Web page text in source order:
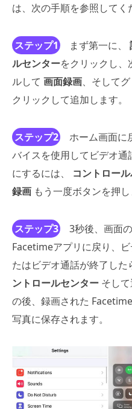
は、次の手順を参照してく
ステップ1 まず第一に、
ルセンターをクリックし
ルして 画面録画、そして
クリックして追加します。
ステップ2
ホーム画面に
バイスを使用してビデオ
にするには、 コントロー
録画 もう一度ボタンを押し
ステップ3
3秒後、画面
Facetimeアプリに戻り、
たはビデオ通話が終了した
ントロールセンター そし
の後、録画された
写真に保存されます。